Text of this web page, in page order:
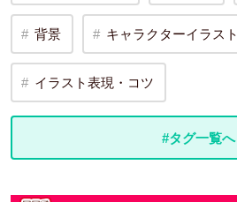
背景 キャラクターイラスト
イラスト表現・コツ
#タグ一覧へ